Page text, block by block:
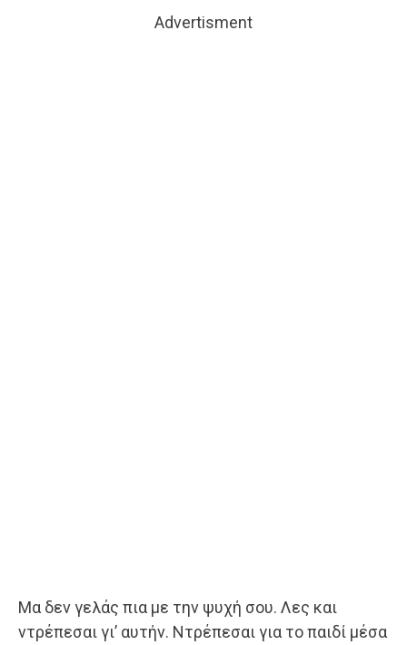
Advertisment
Μα δεν γελάς πια με την ψυχή σου. Λες και
ντρέπεσαι γι’ αυτήν. Ντρέπεσαι για το παιδί μέσα